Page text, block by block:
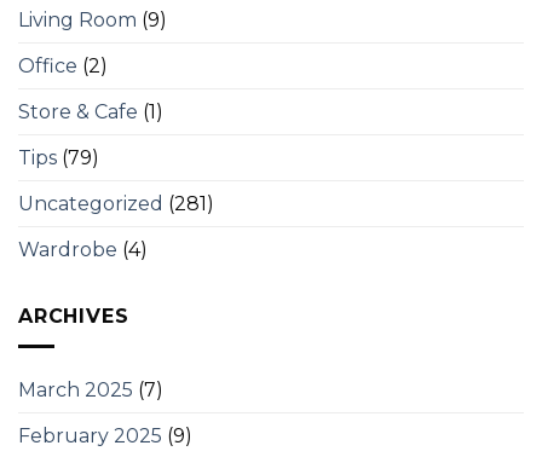
Living Room (9)
Office (2)
Store & Cafe (1)
Tips (79)
Uncategorized (281)
Wardrobe (4)
ARCHIVES
March 2025 (7)
February 2025 (9)